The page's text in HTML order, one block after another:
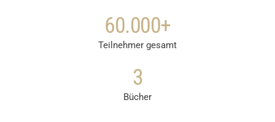
Teilnehmer gesamt
60.000+
Bücher
3